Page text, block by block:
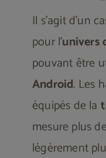
Il s’agit d’un
pour l’univers
pouvant être
Android. Les
équipés de la
mesure plus de
légèrement